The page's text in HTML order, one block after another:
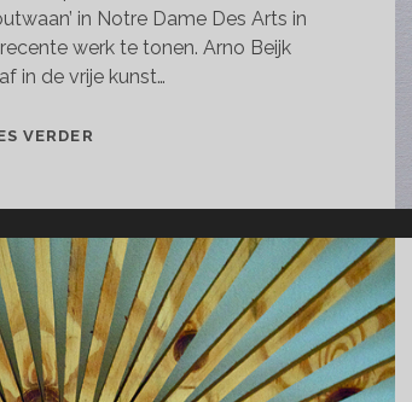
in Notre Dame Des Arts in
werk te tonen. Arno Beijk
in de vrije kunst…
VERDER